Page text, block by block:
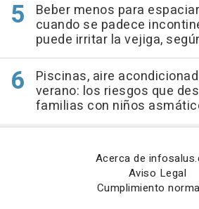
Beber menos para
cuando se padece
puede irritar la vejiga,
Piscinas, aire
verano: los riesgos que
familias con niños
Acerca de
Aviso Legal
Cumplimiento